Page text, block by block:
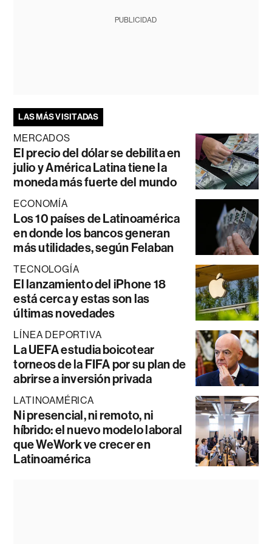
PUBLICIDAD
LAS MÁS VISITADAS
MERCADOS
El precio del dólar se debilita en
julio y América Latina tiene la
moneda más fuerte del mundo
ECONOMÍA
Los 10 países de Latinoamérica
en donde los bancos generan
más utilidades, según Felaban
TECNOLOGÍA
El lanzamiento del iPhone 18
está cerca y estas son las
últimas novedades
LÍNEA DEPORTIVA
La UEFA estudia boicotear
torneos de la FIFA por su plan de
abrirse a inversión privada
LATINOAMÉRICA
Ni presencial, ni remoto, ni
híbrido: el nuevo modelo laboral
que WeWork ve crecer en
Latinoamérica